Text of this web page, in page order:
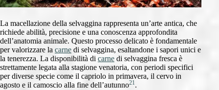
La macellazione della selvaggina rappresenta un’arte antica, che
richiede abilità, precisione e una conoscenza approfondita
dell’anatomia animale. Questo processo delicato è fondamentale
per valorizzare la carne di selvaggina, esaltandone i sapori unici e
la tenerezza. La disponibilità di carne di selvaggina fresca è
strettamente legata alla stagione venatoria, con periodi specifici
per diverse specie come il capriolo in primavera, il cervo in
agosto e il camoscio alla fine dell’autunno21.